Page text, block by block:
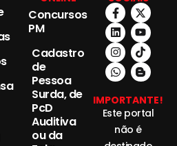
Concursos
PM
Cadastro
de
Pessoa
Surda, de
PcD
Auditiva
ou da
IMPORTANTE!
Este portal
não é